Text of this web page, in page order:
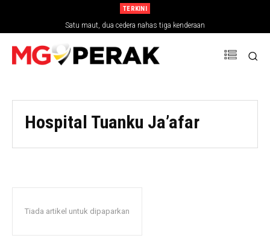
TERKINI
Satu maut, dua cedera nahas tiga kenderaan
Hospital Tuanku Ja’afar
Tiada artikel untuk dipaparkan